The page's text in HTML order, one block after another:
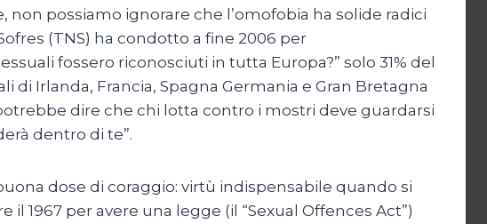
non possiamo ignorare che l’omofobia ha solide radici
(TNS) ha condotto a fine 2006 per
fossero riconosciuti in tutta Europa?” solo 31% del
Irlanda, Francia, Spagna Germania e Gran Bretagna
dire che chi lotta contro i mostri deve guardarsi
dentro di te”.
dose di coraggio: virtù indispensabile quando si
1967 per avere una legge (il “Sexual Offences Act”)